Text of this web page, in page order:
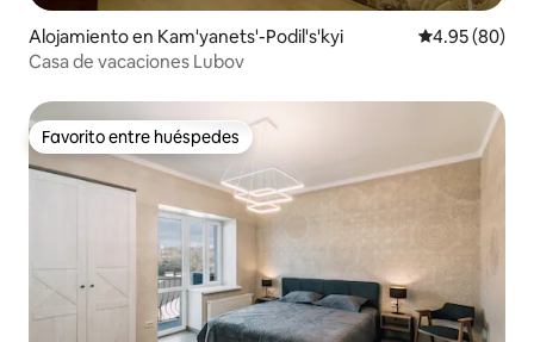
Alojamiento en Kam'yanets'-Podil's'kyi Calificación
4.95 (80)
Casa de vacaciones Lubov
Favorito entre huéspedes
Favorito entre huéspedes